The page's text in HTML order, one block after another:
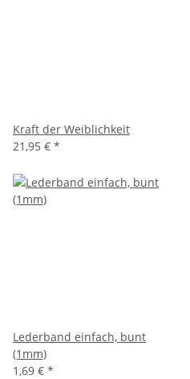
Kraft der Weiblichkeit
21,95 € *
Lederband einfach, bunt
(1mm)
1,69 € *